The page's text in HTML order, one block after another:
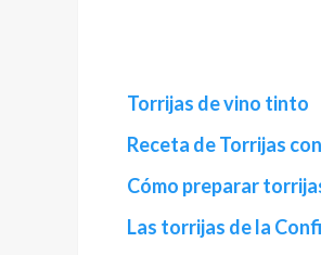
Torrijas de vino tinto
Receta de Torrijas
Cómo preparar
Las torrijas de la